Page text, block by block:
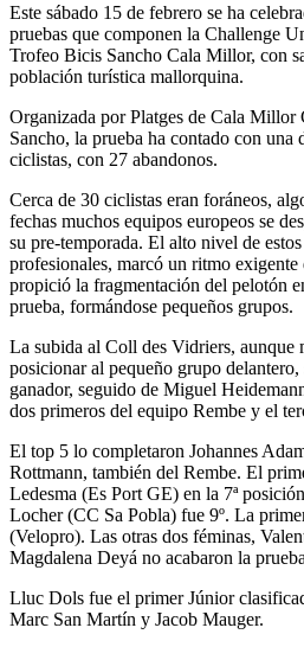
Este sábado 15 de febrero se ha
pruebas que componen la Challenge
Trofeo Bicis Sancho Cala Millor, con
población turística mallorquina.
Organizada por Platges de Cala
Sancho, la prueba ha contado con una
ciclistas, con 27 abandonos.
Cerca de 30 ciclistas eran foráneos,
fechas muchos equipos europeos se
su pre-temporada. El alto nivel de
profesionales, marcó un ritmo
propició la fragmentación del pelotón
prueba, formándose pequeños grupos.
La subida al Coll des Vidriers, aunque
posicionar al pequeño grupo
ganador, seguido de Miguel
dos primeros del equipo Rembe y el
El top 5 lo completaron Johannes
Rottmann, también del Rembe. El
Ledesma (Es Port GE) en la 7ª
Locher (CC Sa Pobla) fue 9º. La
(Velopro). Las otras dos féminas,
Magdalena Deyá no acabaron la
Lluc Dols fue el primer Júnior
Marc San Martín y Jacob Mauger.